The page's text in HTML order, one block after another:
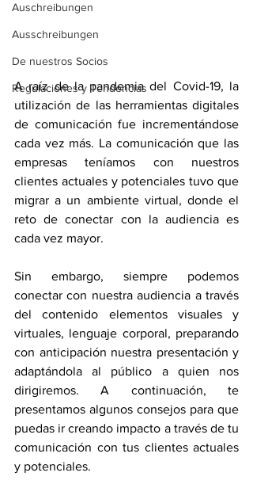
Auschreibungen
Ausschreibungen
De nuestros Socios
Regulaciones y Tendencias
A raíz de la pandemia del Covid-19, la
utilización de las herramientas digitales
de comunicación fue incrementándose
cada vez más. La comunicación que las
empresas teníamos con nuestros
clientes actuales y potenciales tuvo que
migrar a un ambiente virtual, donde el
reto de conectar con la audiencia es
cada vez mayor.
Sin embargo, siempre podemos
conectar con nuestra audiencia a través
del contenido elementos visuales y
virtuales, lenguaje corporal, preparando
con anticipación nuestra presentación y
adaptándola al público a quien nos
dirigiremos. A continuación, te
presentamos algunos consejos para que
puedas ir creando impacto a través de tu
comunicación con tus clientes actuales
y potenciales.